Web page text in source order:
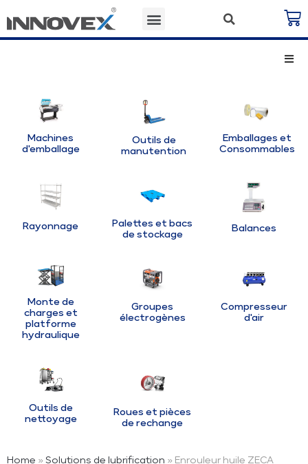
Machines
d'emballage
Outils de
manutention
Emballages et
Consommables
Rayonnage
Palettes et bacs
de stockage
Balances
Monte de
charges et
platforme
hydraulique
Groupes
électrogènes
Compresseur
d'air
Outils de
nettoyage
Roues et pièces
de rechange
Home » Solutions de lubrification » Enrouleur huile ZECA